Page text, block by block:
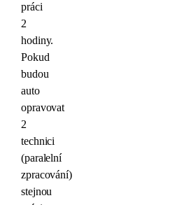
práci
2
hodiny.
Pokud
budou
auto
opravovat
2
technici
(paralelní
zpracování)
stejnou